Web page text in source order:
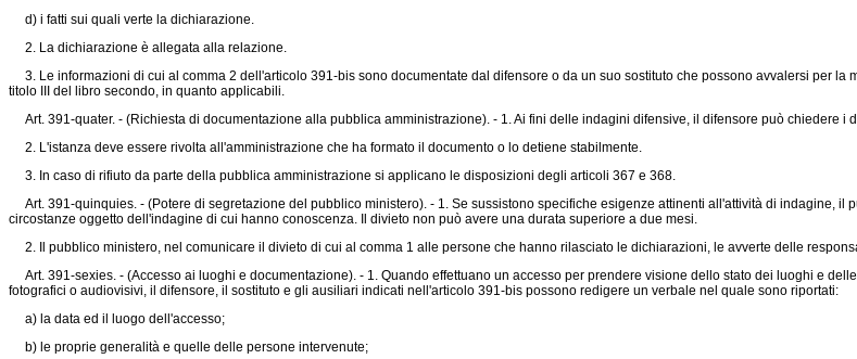
d) i fatti sui quali verte la dichiarazione.
2. La dichiarazione è allegata alla relazione.
3. Le informazioni di cui al comma 2 dell'articolo 391-bis sono documentate dal difensore o da un suo sostituto che possono avvalersi per
titolo III del libro secondo, in quanto applicabili.
Art. 391-quater. - (Richiesta di documentazione alla pubblica amministrazione). - 1. Ai fini delle indagini difensive, il difensore può chiedere
2. L'istanza deve essere rivolta all'amministrazione che ha formato il documento o lo detiene stabilmente.
3. In caso di rifiuto da parte della pubblica amministrazione si applicano le disposizioni degli articoli 367 e 368.
Art. 391-quinquies. - (Potere di segretazione del pubblico ministero). - 1. Se sussistono specifiche esigenze attinenti all'attività di indagine, il
circostanze oggetto dell'indagine di cui hanno conoscenza. Il divieto non può avere una durata superiore a due mesi.
2. Il pubblico ministero, nel comunicare il divieto di cui al comma 1 alle persone che hanno rilasciato le dichiarazioni, le avverte delle
Art. 391-sexies. - (Accesso ai luoghi e documentazione). - 1. Quando effettuano un accesso per prendere visione dello stato dei luoghi e
fotografici o audiovisivi, il difensore, il sostituto e gli ausiliari indicati nell'articolo 391-bis possono redigere un verbale nel quale sono riportati:
a) la data ed il luogo dell'accesso;
b) le proprie generalità e quelle delle persone intervenute;